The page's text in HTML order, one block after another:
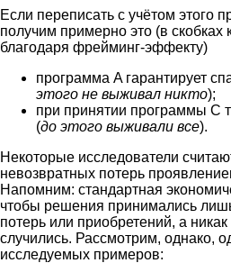
Если переписать с учётом этого
получим примерно это (в
благодаря фрейминг-эффекту)
программа A гарантирует
этого не выживал никто);
при принятии программы С
(до этого выживали все).
Некоторые исследователи
невозвратных потерь
Напомним: стандартная
чтобы решения принимались
потерь или приобретений, а
случились. Рассмотрим, однако,
исследуемых примеров: